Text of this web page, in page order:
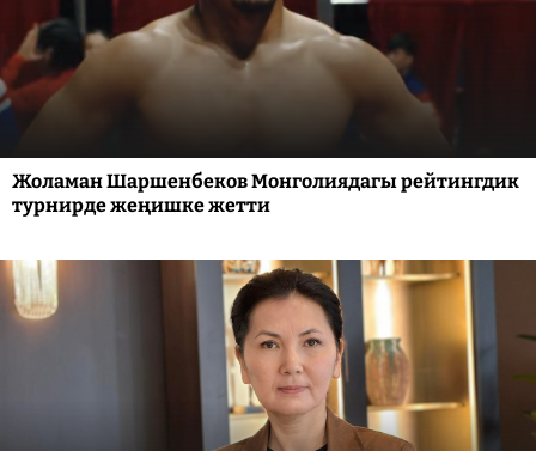
Жоламан Шаршенбеков Монголиядагы рейтингдик
турнирде жеңишке жетти